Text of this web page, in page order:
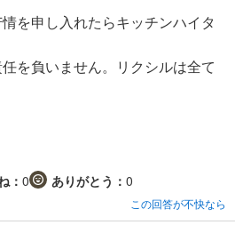
を申し入れたらキッチンハイタ
を負いません。リクシルは全て
： 0 ありがとう： 0
この回答が不快なら